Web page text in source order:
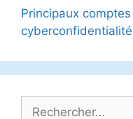
Principaux
cyberconfidentialité
Rechercher :